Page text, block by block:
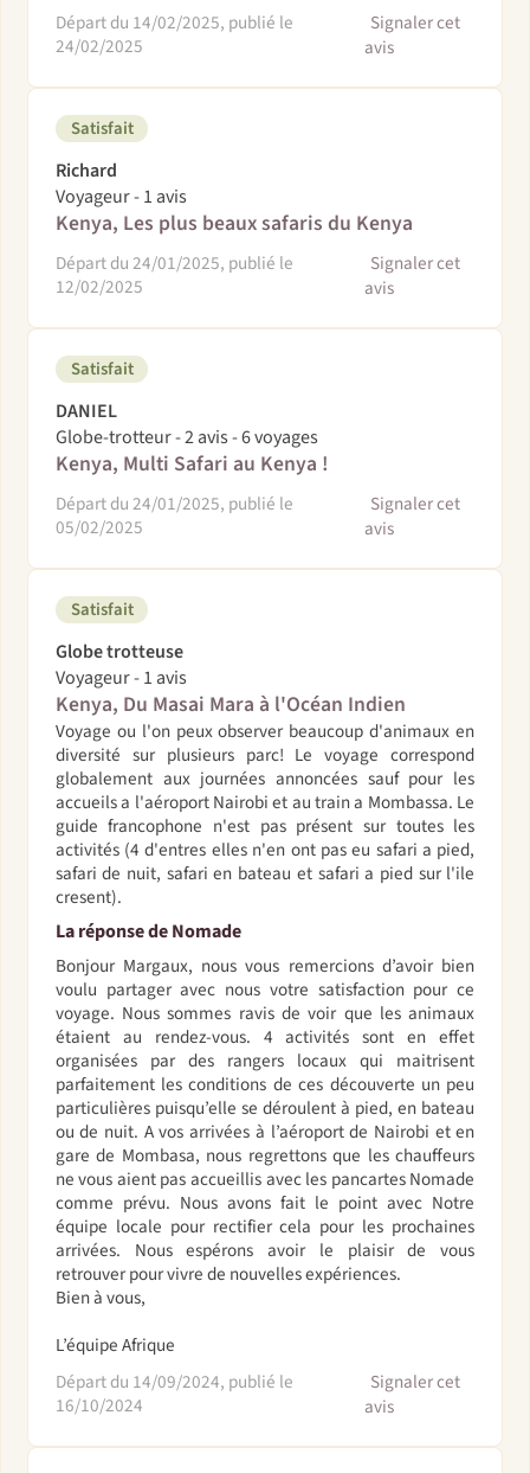
Départ du 14/02/2025, publié le
24/02/2025
Signaler cet
avis
Satisfait
Richard
Voyageur - 1 avis
Kenya, Les plus beaux safaris du Kenya
Départ du 24/01/2025, publié le
12/02/2025
Signaler cet
avis
Satisfait
DANIEL
Globe-trotteur - 2 avis - 6 voyages
Kenya, Multi Safari au Kenya !
Départ du 24/01/2025, publié le
05/02/2025
Signaler cet
avis
Satisfait
Globe trotteuse
Voyageur - 1 avis
Kenya, Du Masai Mara à l'Océan Indien
Voyage ou l'on peux observer beaucoup d'animaux en
diversité sur plusieurs parc! Le voyage correspond
globalement aux journées annoncées sauf pour les
accueils a l'aéroport Nairobi et au train a Mombassa. Le
guide francophone n'est pas présent sur toutes les
activités (4 d'entres elles n'en ont pas eu safari a pied,
safari de nuit, safari en bateau et safari a pied sur l'ile
cresent).
La réponse de Nomade
Bonjour Margaux, nous vous remercions d’avoir bien
voulu partager avec nous votre satisfaction pour ce
voyage. Nous sommes ravis de voir que les animaux
étaient au rendez-vous. 4 activités sont en effet
organisées par des rangers locaux qui maitrisent
parfaitement les conditions de ces découverte un peu
particulières puisqu’elle se déroulent à pied, en bateau
ou de nuit. A vos arrivées à l’aéroport de Nairobi et en
gare de Mombasa, nous regrettons que les chauffeurs
ne vous aient pas accueillis avec les pancartes Nomade
comme prévu. Nous avons fait le point avec Notre
équipe locale pour rectifier cela pour les prochaines
arrivées. Nous espérons avoir le plaisir de vous
retrouver pour vivre de nouvelles expériences.
Bien à vous,
L’équipe Afrique
Départ du 14/09/2024, publié le
16/10/2024
Signaler cet
avis